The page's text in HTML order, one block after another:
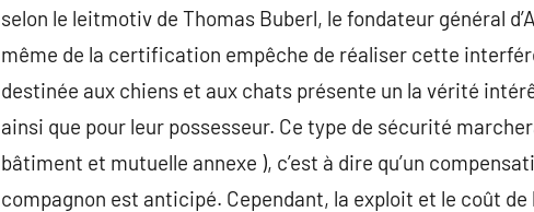
selon le leitmotiv de Thomas Buberl, le fondateur général
même de la certification empêche de réaliser cette
destinée aux chiens et aux chats présente un la vérité
ainsi que pour leur possesseur. Ce type de sécurité
bâtiment et mutuelle annexe ), c’est à dire qu’un
compagnon est anticipé. Cependant, la exploit et le coût